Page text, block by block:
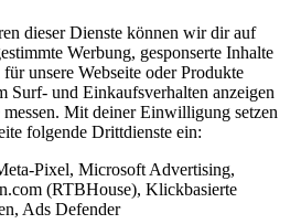
dieser Dienste können wir dir auf
Werbung, gesponserte Inhalte
unsere Webseite oder Produkte
Surf- und Einkaufsverhalten anzeigen
Mit deiner Einwilligung setzen
folgende Drittdienste ein:
Pixel, Microsoft Advertising,
(RTBHouse), Klickbasierte
Ads Defender